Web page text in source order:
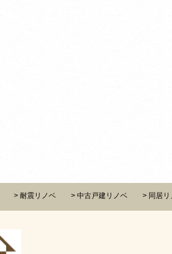
耐震リノベ 中古戸建リノベ 同居